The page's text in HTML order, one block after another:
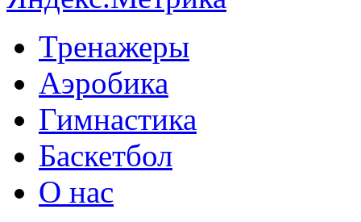
Тренажеры
Аэробика
Гимнастика
Баскетбол
О нас